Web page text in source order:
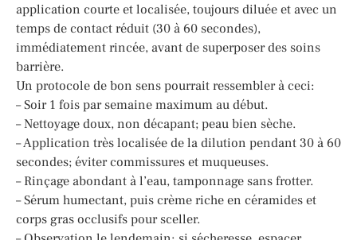
application courte et localisée, toujours diluée et avec un
temps de contact réduit (30 à 60 secondes),
immédiatement rincée, avant de superposer des soins
barrière.
Un protocole de bon sens pourrait ressembler à ceci:
– Soir 1 fois par semaine maximum au début.
– Nettoyage doux, non décapant; peau bien sèche.
– Application très localisée de la dilution pendant 30 à 60
secondes; éviter commissures et muqueuses.
– Rinçage abondant à l’eau, tamponnage sans frotter.
– Sérum humectant, puis crème riche en céramides et
corps gras occlusifs pour sceller.